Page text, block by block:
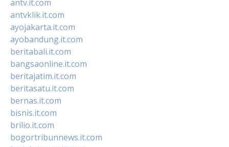
antv.it.com
antvklik.it.com
ayojakarta.it.com
ayobandung.it.com
beritabali.it.com
bangsaonline.it.com
beritajatim.it.com
beritasatu.it.com
bernas.it.com
bisnis.it.com
brilio.it.com
bogortribunnews.it.com